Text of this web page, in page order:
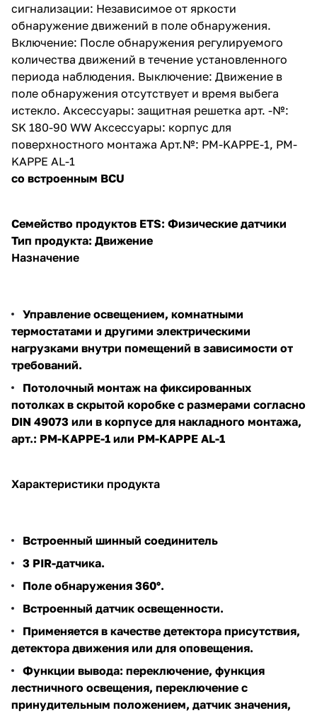
сигнализации: Независимое от яркости
обнаружение движений в поле обнаружения.
Включение: После обнаружения регулируемого
количества движений в течение установленного
периода наблюдения. Выключение: Движение в
поле обнаружения отсутствует и время выбега
истекло. Аксессуары: защитная решетка арт. -№:
SK 180-90 WW Аксессуары: корпус для
поверхностного монтажа Арт.№: PM-KAPPE-1, PM-
KAPPE AL-1
со встроенным BCU
Семейство продуктов ETS: Физические датчики
Тип продукта: Движение
Назначение
Управление освещением, комнатными
термостатами и другими электрическими
нагрузками внутри помещений в зависимости от
требований.
Потолочный монтаж на фиксированных
потолках в скрытой коробке с размерами согласно
DIN 49073 или в корпусе для накладного монтажа,
арт.: PM-KAPPE-1 или PM-KAPPE AL-1
Характеристики продукта
Встроенный шинный соединитель
3 PIR-датчика.
Поле обнаружения 360°.
Встроенный датчик освещенности.
Применяется в качестве детектора присутствия,
детектора движения или для оповещения.
Функции вывода: переключение, функция
лестничного освещения, переключение с
принудительным положением, датчик значения,